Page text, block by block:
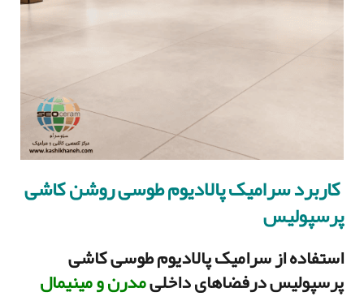
کاربرد سرامیک پالادیوم طوسی روشن کاشی
پرسپولیس
استفاده از سرامیک پالادیوم طوسی کاشی
پرسپولیس درفضاهای داخلیمدرن و مینیمال